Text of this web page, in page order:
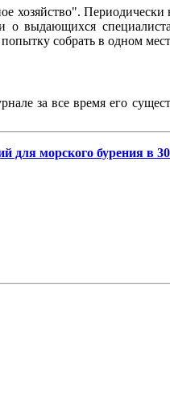
хозяйство".
выдающихся
собрать в одном
за все время его
для морского бурения в